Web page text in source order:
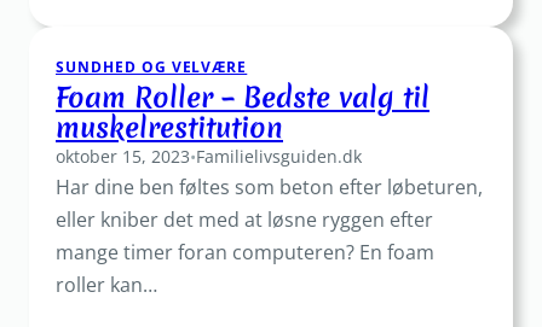
det
rette
match
til
din
træning
SUNDHED OG VELVÆRE
Foam Roller – Bedste valg til
muskelrestitution
oktober 15, 2023•Familielivsguiden.dk
Har dine ben føltes som beton efter løbeturen,
eller kniber det med at løsne ryggen efter
mange timer foran computeren? En foam
roller kan…